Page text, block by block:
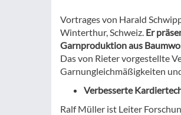
Vortrages von Harald
Winterthur, Schweiz. Er
Garnproduktion aus
Das von Rieter vorgestellte
Garnungleichmäßigkeiten
Verbesserte
Ralf Müller ist Leiter